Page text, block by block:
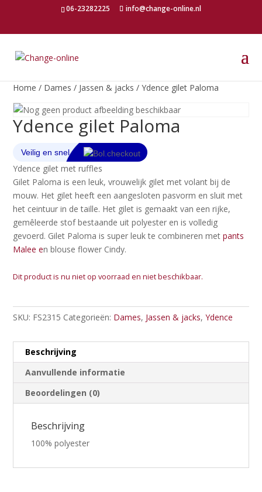
06-23282225 info@change-online.nl
Home / Dames / Jassen & jacks / Ydence gilet Paloma
Ydence gilet Paloma
Ydence gilet met ruffles
Gilet Paloma is een leuk, vrouwelijk gilet met volant bij de
mouw. Het gilet heeft een aangesloten pasvorm en sluit met
het ceintuur in de taille. Het gilet is gemaakt van een rijke,
gemêleerde stof bestaande uit polyester en is volledig
gevoerd. Gilet Paloma is super leuk te combineren metpants
Malee en blouse flower Cindy.
Dit product is nu niet op voorraad en niet beschikbaar.
SKU: FS2315 Categorieën: Dames, Jassen & jacks,Ydence
Beschrijving
Aanvullende informatie
Beoordelingen (0)
Beschrijving
100% polyester